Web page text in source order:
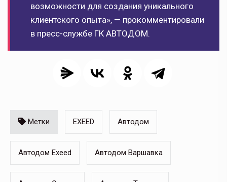
возможности для создания уникального
клиентского опыта», — прокомментировали
в пресс-службе ГК АВТОДОМ.
Метки EXEED Автодом
Автодом Exeed Автодом Варшавка